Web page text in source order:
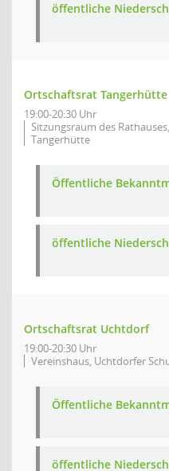
öffentliche
Ortschaftsrat Tangerhütte
19:00-20:30 Uhr
Sitzungsraum des
Tangerhütte
Öffentliche
öffentliche
Ortschaftsrat Uchtdorf
19:00-20:30 Uhr
Vereinshaus, Uchtdorfer
Öffentliche
öffentliche